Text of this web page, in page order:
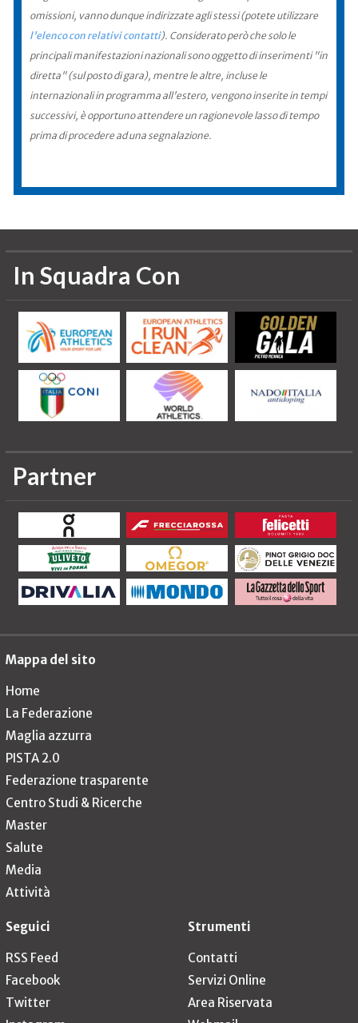
omissioni, vanno dunque indirizzate agli stessi (potete utilizzare
l'elenco con relativi contatti). Considerato però che solo le
principali manifestazioni nazionali sono oggetto di inserimenti "in
diretta" (sul posto di gara), mentre le altre, incluse le
internazionali in programma all'estero, vengono inserite in tempi
successivi, è opportuno attendere un ragionevole lasso di tempo
prima di procedere ad una segnalazione.
In Squadra Con
Partner
Mappa del sito
Home
La Federazione
Maglia azzurra
PISTA 2.0
Federazione trasparente
Centro Studi & Ricerche
Master
Salute
Media
Attività
Seguici
RSS Feed
Facebook
Twitter
Strumenti
Contatti
Servizi Online
Area Riservata